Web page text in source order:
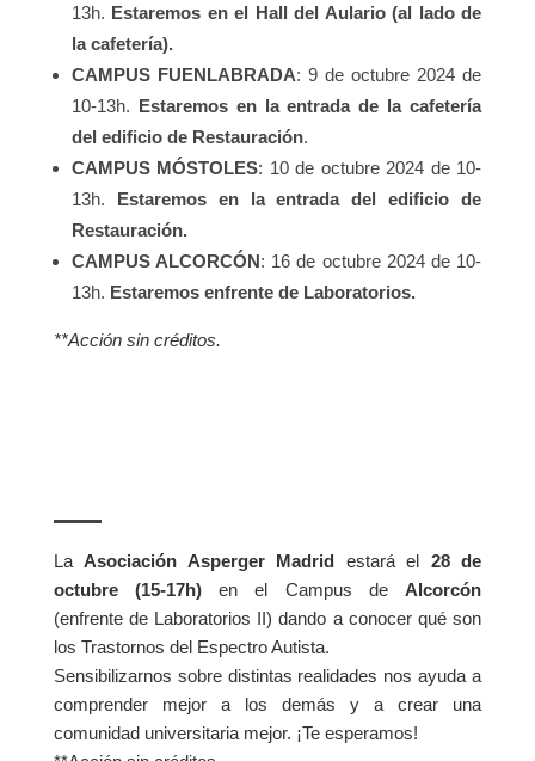
13h. Estaremos en el Hall del Aulario (al lado de
la cafetería).
CAMPUS FUENLABRADA: 9 de octubre 2024 de
10-13h. Estaremos en la entrada de la cafetería
del edificio de Restauración.
CAMPUS MÓSTOLES: 10 de octubre 2024 de 10-
13h. Estaremos en la entrada del edificio de
Restauración.
CAMPUS ALCORCÓN: 16 de octubre 2024 de 10-
13h. Estaremos enfrente de Laboratorios.
**Acción sin créditos.
LaAsociación Asperger Madrid estará el 28 de
octubre (15-17h)en el Campus deAlcorcón
(enfrente de Laboratorios II) dando a conocer qué son
los Trastornos del Espectro Autista.
Sensibilizarnos sobre distintas realidades nos ayuda a
comprender mejor a los demás y a crear una
comunidad universitaria mejor. ¡Te esperamos!